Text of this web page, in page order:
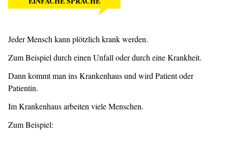
Jeder Mensch kann plötzlich krank werden.
Zum Beispiel durch einen Unfall oder durch eine Krankheit.
Dann kommt man ins Krankenhaus und wird Patient oder
Patientin.
Im Krankenhaus arbeiten viele Menschen.
Zum Beispiel: